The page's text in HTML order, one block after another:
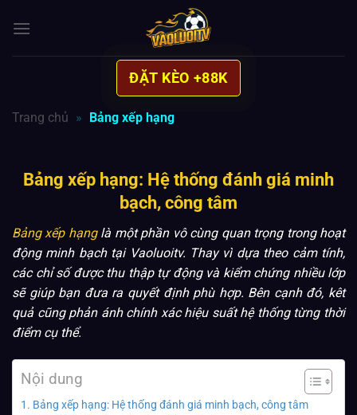
qua
ĐẶT KÈO +88K
Trang chủ » Bảng xếp hạng
Bảng xếp hạng: Hệ thống đánh giá minh
bạch, công tâm
Bảng xếp hạnglà một phần vô cùng quan trọng trong hoạt
động minh bạch tại Vaoluoitv. Thay vì dựa theo cảm tính,
các chỉ số được thu thập tự động và kiểm chứng nhiều lớp
sẽ giúp bạn đưa ra quyết định phù hợp. Bên cạnh đó, kêt
quả cũng phản ánh chính xác hiệu suất hệ thống từng thời
điểm cụ thể.
Nội dung
Bảng xếp hạng: Hệ thống đánh giá minh bạch, công tâm